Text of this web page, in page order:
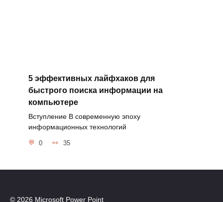
5 эффективных лайфхаков для
быстрого поиска информации на
компьютере
Вступление В современную эпоху
информационных технологий
0 35
© 2026 Microsoft Power Point